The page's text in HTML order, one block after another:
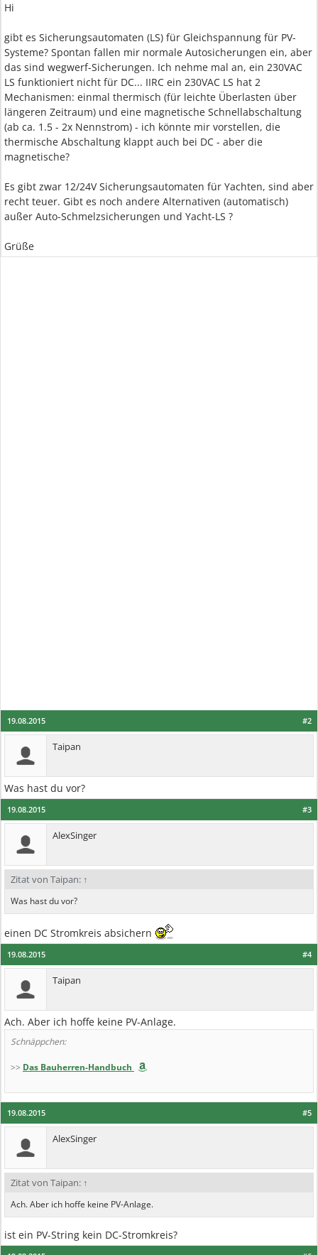
Hi
gibt es Sicherungsautomaten (LS) für Gleichspannung für PV-
Systeme? Spontan fallen mir normale Autosicherungen ein, aber
das sind wegwerf-Sicherungen. Ich nehme mal an, ein 230VAC
LS funktioniert nicht für DC... IIRC ein 230VAC LS hat 2
Mechanismen: einmal thermisch (für leichte Überlasten über
längeren Zeitraum) und eine magnetische Schnellabschaltung
(ab ca. 1.5 - 2x Nennstrom) - ich könnte mir vorstellen, die
thermische Abschaltung klappt auch bei DC - aber die
magnetische?
Es gibt zwar 12/24V Sicherungsautomaten für Yachten, sind aber
recht teuer. Gibt es noch andere Alternativen (automatisch)
außer Auto-Schmelzsicherungen und Yacht-LS ?
Grüße
#2
19.08.2015
Taipan
Was hast du vor?
#3
19.08.2015
AlexSinger
Zitat von Taipan: ↑
Was hast du vor?
einen DC Stromkreis absichern
#4
19.08.2015
Taipan
Ach. Aber ich hoffe keine PV-Anlage.
Schnäppchen:
>> Das Bauherren-Handbuch
#5
19.08.2015
AlexSinger
Zitat von Taipan: ↑
Ach. Aber ich hoffe keine PV-Anlage.
ist ein PV-String kein DC-Stromkreis?